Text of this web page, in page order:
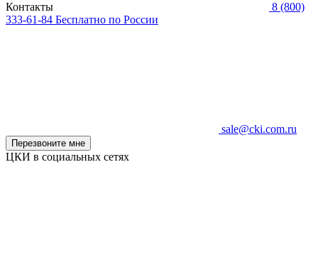
Контакты
8 (800)
333-61-84 Бесплатно по России
sale@cki.com.ru
Перезвоните мне
ЦКИ в социальных сетях